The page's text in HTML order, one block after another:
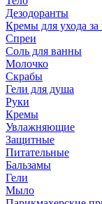
Дезодоранты
Кремы для ухода за
Спреи
Соль для ванны
Молочко
Скрабы
Гели для душа
Руки
Кремы
Увлажняющие
Защитные
Питательные
Бальзамы
Гели
Мыло